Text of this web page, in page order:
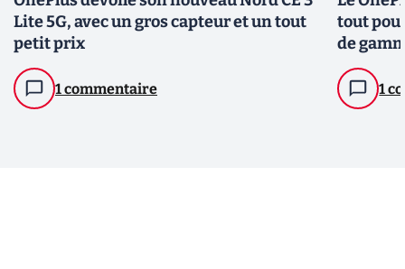
Lite 5G, avec un gros capteur et un tout
petit prix
1 commentaire
tout
de
1